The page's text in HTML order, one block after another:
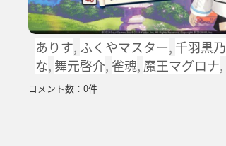
ありす, ふくやマスター, 千羽黒乃
な, 舞元啓介, 雀魂, 魔王マグロナ,
コメント数：0件